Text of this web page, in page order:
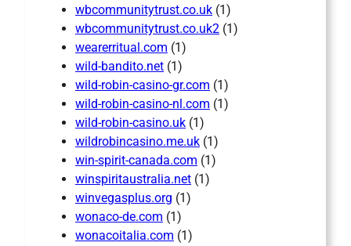
wbcommunitytrust.co.uk (1)
wbcommunitytrust.co.uk2 (1)
wearerritual.com (1)
wild-bandito.net (1)
wild-robin-casino-gr.com (1)
wild-robin-casino-nl.com (1)
wild-robin-casino.uk (1)
wildrobincasino.me.uk (1)
win-spirit-canada.com (1)
winspiritaustralia.net (1)
winvegasplus.org (1)
wonaco-de.com (1)
wonacoitalia.com (1)